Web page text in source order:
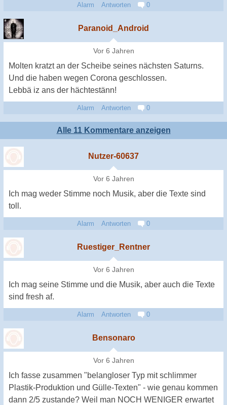
Alarm Antworten 0
Paranoid_Android
Vor 6 Jahren
Molten kratzt an der Scheibe seines nächsten Saturns.
Und die haben wegen Corona geschlossen.
Lebbä iz ans der hächtestänn!
Alarm Antworten 0
Alle 11 Kommentare anzeigen
Nutzer-60637
Vor 6 Jahren
Ich mag weder Stimme noch Musik, aber die Texte sind
toll.
Alarm Antworten 0
Ruestiger_Rentner
Vor 6 Jahren
Ich mag seine Stimme und die Musik, aber auch die Texte
sind fresh af.
Alarm Antworten 0
Bensonaro
Vor 6 Jahren
Ich fasse zusammen "belangloser Typ mit schlimmer
Plastik-Produktion und Gülle-Texten" - wie genau kommen
dann 2/5 zustande? Weil man NOCH WENIGER erwartet